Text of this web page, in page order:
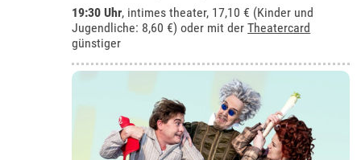
19:30 Uhr, intimes theater, 17,10 € (Kinder und
Jugendliche: 8,60 €) oder mit derTheatercard
günstiger